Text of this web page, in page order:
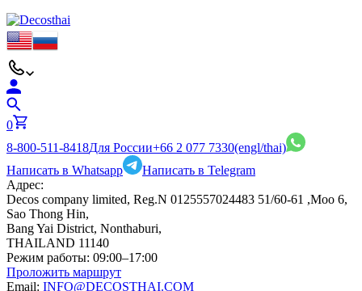
0
8-800-511-8418Для России+66 2 077 7330(engl/thai)
Написать в Whatsapp
Написать в Telegram
Адрес:
Decos company limited, Reg.N 0125557024483 51/60-61 ,Moo 6,
Sao Thong Hin,
Bang Yai District, Nonthaburi,
THAILAND 11140
Режим работы: 09:00–17:00
Проложить маршрут
Email: INFO@DECOSTHAI.COM